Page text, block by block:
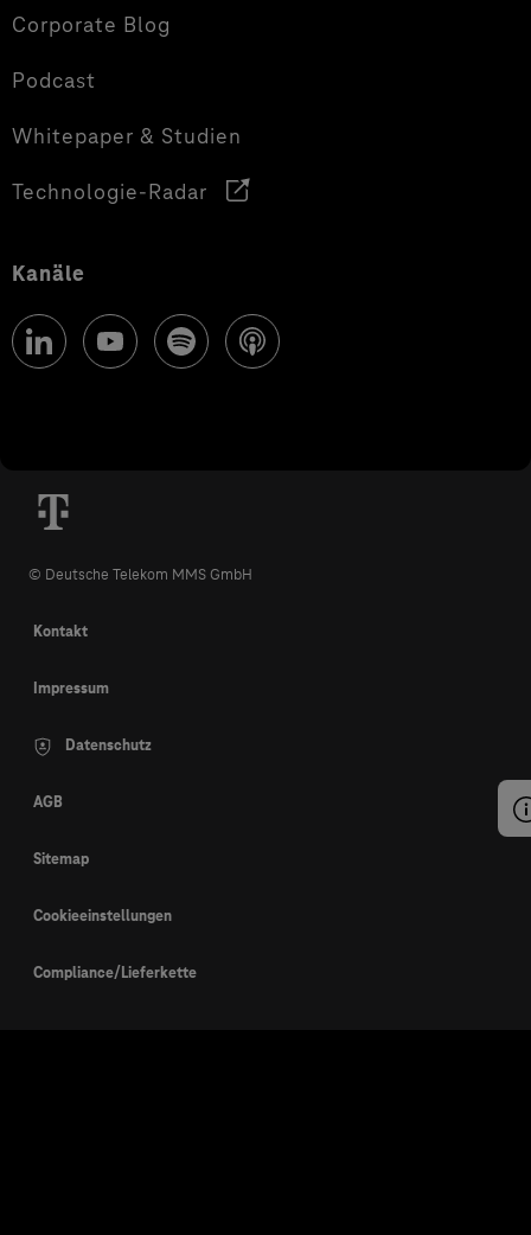
Corporate Blog
Podcast
Whitepaper & Studien
Technologie-Radar
Kanäle
© Deutsche Telekom MMS GmbH
Kontakt
Impressum
Datenschutz
AGB
Sitemap
Cookieeinstellungen
Compliance/Lieferkette